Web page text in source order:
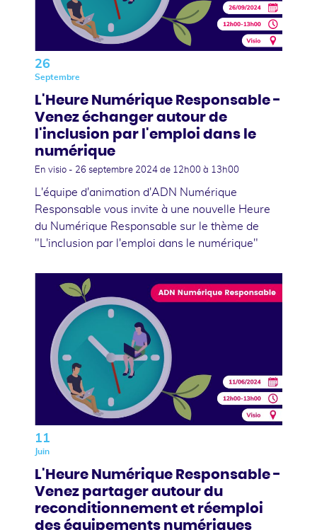
26
Septembre
L'Heure Numérique Responsable -
Venez échanger autour de
l'inclusion par l'emploi dans le
numérique
En visio - 26 septembre 2024 de 12h00 à 13h00
L'équipe d'animation d'ADN Numérique
Responsable vous invite à une nouvelle Heure
du Numérique Responsable sur le thème de
"L'inclusion par l'emploi dans le numérique"
11
Juin
L'Heure Numérique Responsable -
Venez partager autour du
reconditionnement et réemploi
des équipements numériques